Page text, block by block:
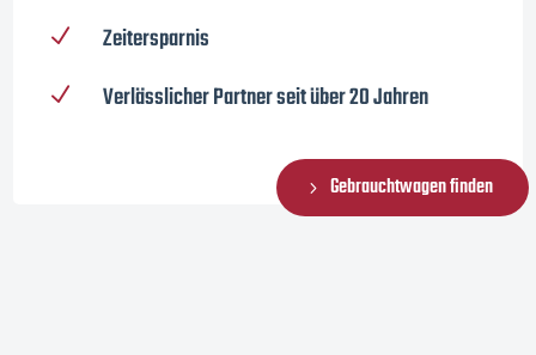
N Zeitersparnis
N Verlässlicher Partner seit über 20 Jahren
Gebrauchtwagen finden